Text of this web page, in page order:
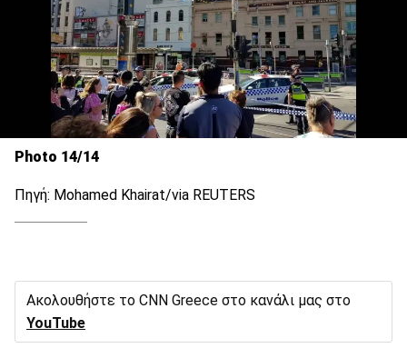
Photo 14/14
Πηγή: Mohamed Khairat/via REUTERS
Ακολουθήστε το CNN Greece στο κανάλι μας στο
YouTube